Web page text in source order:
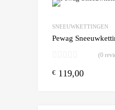
SNEEUWKETTINGEN
Pewag
(0
€ 119,00